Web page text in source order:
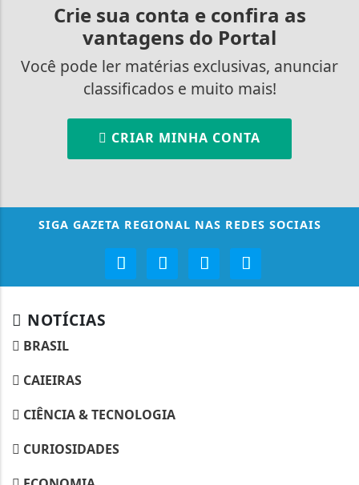
Crie sua conta e confira as
vantagens do Portal
Você pode ler matérias exclusivas, anunciar
classificados e muito mais!
CRIAR MINHA CONTA
SIGA GAZETA REGIONAL NAS REDES SOCIAIS
NOTÍCIAS
BRASIL
CAIEIRAS
CIÊNCIA & TECNOLOGIA
CURIOSIDADES